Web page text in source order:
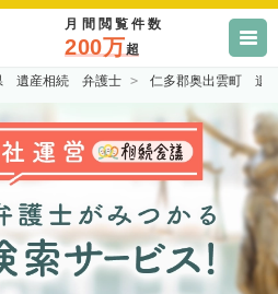
月間閲覧件数
200万超
遺産相続 弁護士 仁多郡奥出雲町 遺